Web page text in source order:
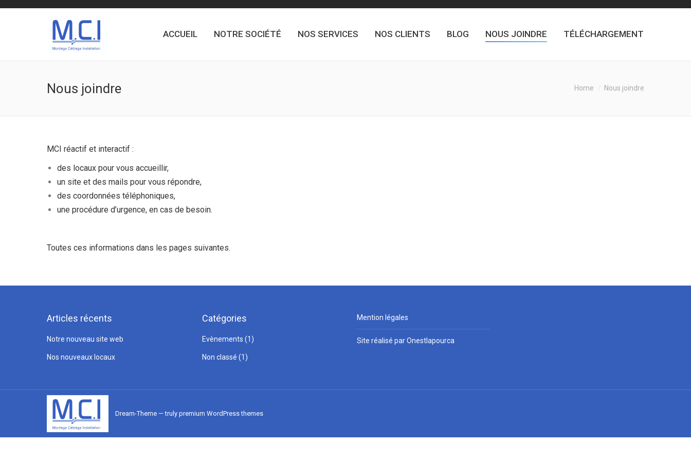
ACCUEIL NOTRE SOCIÉTÉ NOS SERVICES NOS CLIENTS BLOG NOUS JOINDRE TÉLÉCHARGEMENT
Nous joindre Home Nous joindre
MCI réactif et interactif :
des locaux pour vous accueillir,
un site et des mails pour vous répondre,
des coordonnées téléphoniques,
une procédure d’urgence, en cas de besoin.
Toutes ces informations dans les pages suivantes.
Articles récents
Notre nouveau site web
Nos nouveaux locaux
Catégories
Evènements (1)
Non classé (1)
Mention légales
Site réalisé par Onestlapourca
Dream-Theme — truly premium WordPress themes